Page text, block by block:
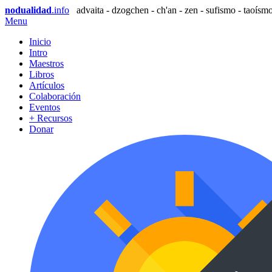
nodualidad.info
advaita - dzogchen - ch'an - zen - sufismo -
Menu
Inicio
Intro
Maestros
Libros
Artículos
Colaboración
Eventos
+ Recursos
Donar